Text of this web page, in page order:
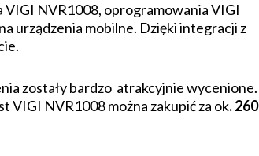
VIGI NVR1008, oprogramowania VIGI
urządzenia mobilne. Dzięki integracji z
zostały bardzo atrakcyjnie wycenione.
VIGI NVR1008 można zakupić za ok. 260